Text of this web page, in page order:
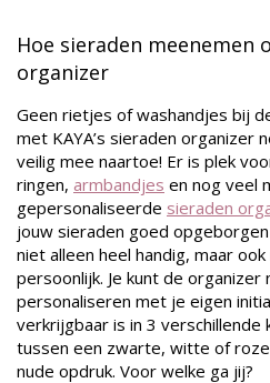
Hoe sieraden meenemen
organizer
Geen rietjes of washandjes bij
met KAYA’s sieraden organizer
veilig mee naartoe! Er is plek
ringen, armbandjes en nog veel
gepersonaliseerde sieraden
jouw sieraden goed
niet alleen heel handig, maar
persoonlijk. Je kunt de organizer
personaliseren met je eigen
verkrijgbaar is in 3 verschillende
tussen een zwarte, witte of
nude opdruk. Voor welke ga jij?